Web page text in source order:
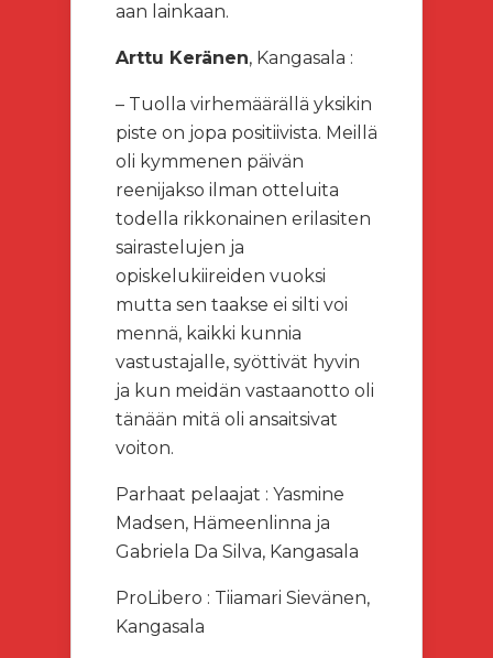
aan lainkaan.
Arttu Keränen, Kangasala :
– Tuolla virhemäärällä yksikin
piste on jopa positiivista. Meillä
oli kymmenen päivän
reenijakso ilman otteluita
todella rikkonainen erilasiten
sairastelujen ja
opiskelukiireiden vuoksi
mutta sen taakse ei silti voi
mennä, kaikki kunnia
vastustajalle, syöttivät hyvin
ja kun meidän vastaanotto oli
tänään mitä oli ansaitsivat
voiton.
Parhaat pelaajat : Yasmine
Madsen, Hämeenlinna ja
Gabriela Da Silva, Kangasala
ProLibero : Tiiamari Sievänen,
Kangasala